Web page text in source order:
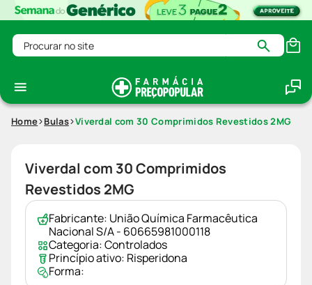
Procurar no site
Home Bulas Viverdal com 30 Comprimidos Revestidos 2MG
Viverdal com 30 Comprimidos
Revestidos 2MG
Fabricante: União Química Farmacêutica
Nacional S/A - 60665981000118
Categoria:Controlados
Princípio ativo: Risperidona
Forma: